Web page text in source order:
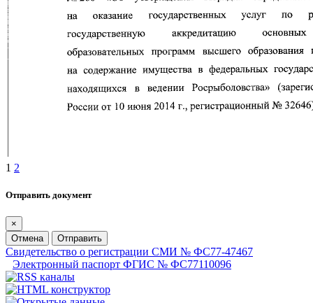
1 2
Отправить документ
×
Отмена
Отправить
Свидетельство о регистрации СМИ № ФС77-47467
Электронный паспорт ФГИС № ФС77110096